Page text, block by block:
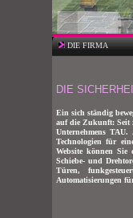
DIE FIRMA
DIE
Ein sich ständig
auf die Zukunft: Seit
Unternehmens
Technologien für
Website können Sie
Schiebe- und
Türen,
Automatisierungen